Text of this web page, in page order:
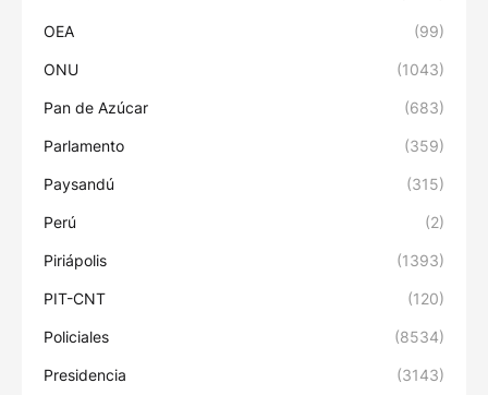
OEA (99)
ONU (1043)
Pan de Azúcar (683)
Parlamento (359)
Paysandú (315)
Perú (2)
Piriápolis (1393)
PIT-CNT (120)
Policiales (8534)
Presidencia (3143)